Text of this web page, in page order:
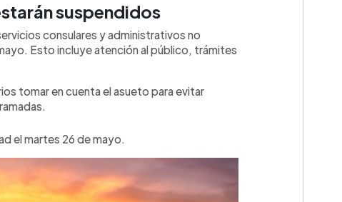
suspendidos
consulares y administrativos no
Esto incluye atención al público, trámites
tomar en cuenta el asueto para evitar
el martes 26 de mayo.